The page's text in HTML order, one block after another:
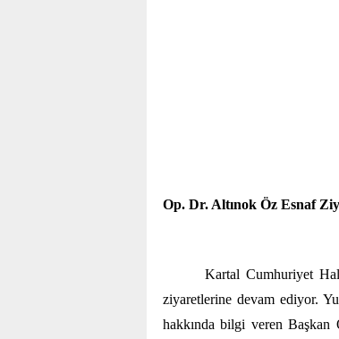
Op. Dr. Altınok Öz Esnaf
Kartal Cumhuriyet
ziyaretlerine devam ediyor.
hakkında bilgi veren Başkan